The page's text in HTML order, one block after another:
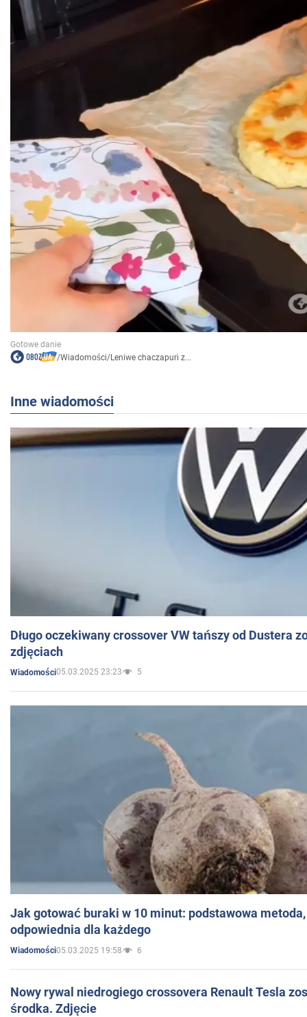
/Wiadomości/Leniwe chaczapuri z...
Inne wiadomości
Długo oczekiwany crossover VW tańszy od Dustera
zdjęciach
Wiadomości05.03.2025 23:23 5
Jak gotować buraki w 10 minut: podstawowa
odpowiednia dla każdego
Wiadomości05.03.2025 19:58 6
Nowy rywal niedrogiego crossovera Renault Tesla
środka. Zdjęcie